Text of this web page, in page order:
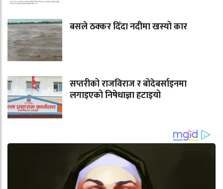
बसले ठक्कर दिँदा नदीमा खस्यो कार
सप्तरीको राजविराज र बोदेबर्साइनमा
लगाइएको निषेधाज्ञा हटाइयो